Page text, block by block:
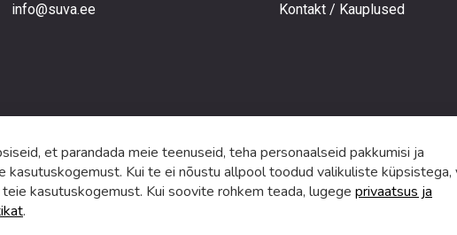
info@suva.ee
Kontakt / Kauplused
et parandada meie teenuseid, teha personaalseid pakkumisi ja
kasutuskogemust. Kui te ei nõustu allpool toodud valikuliste küpsistega,
kasutuskogemust. Kui soovite rohkem teada, lugege privaatsus ja
.